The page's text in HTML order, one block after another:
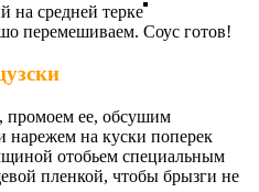
на средней терке
перемешиваем. Соус готов!
ее, обсушим
на куски поперек
отобьем специальным
пленкой, чтобы брызги не